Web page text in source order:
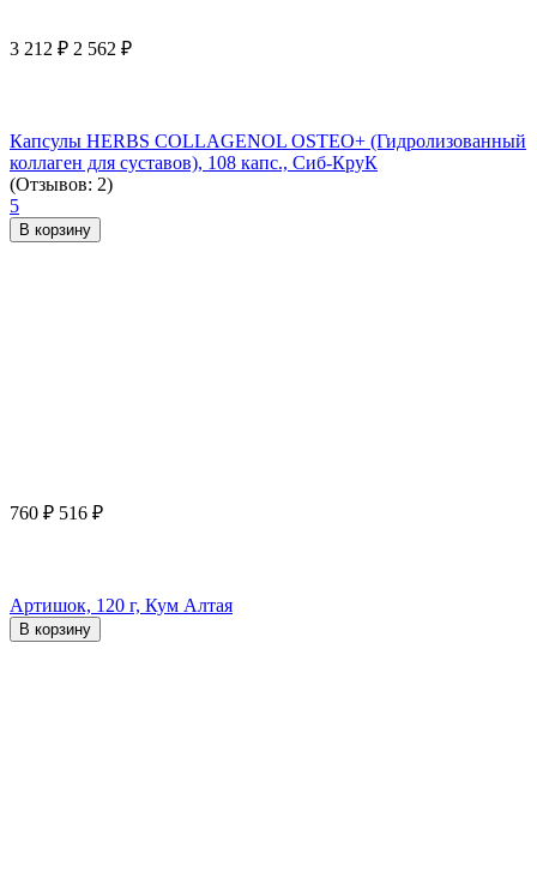
3 212 ₽ 2 562 ₽
Капсулы HERBS COLLAGENOL OSTEO+ (Гидролизованный
коллаген для суставов), 108 капс., Сиб-КруК
(Отзывов: 2)
5
В корзину
760 ₽ 516 ₽
Артишок, 120 г, Кум Алтая
В корзину